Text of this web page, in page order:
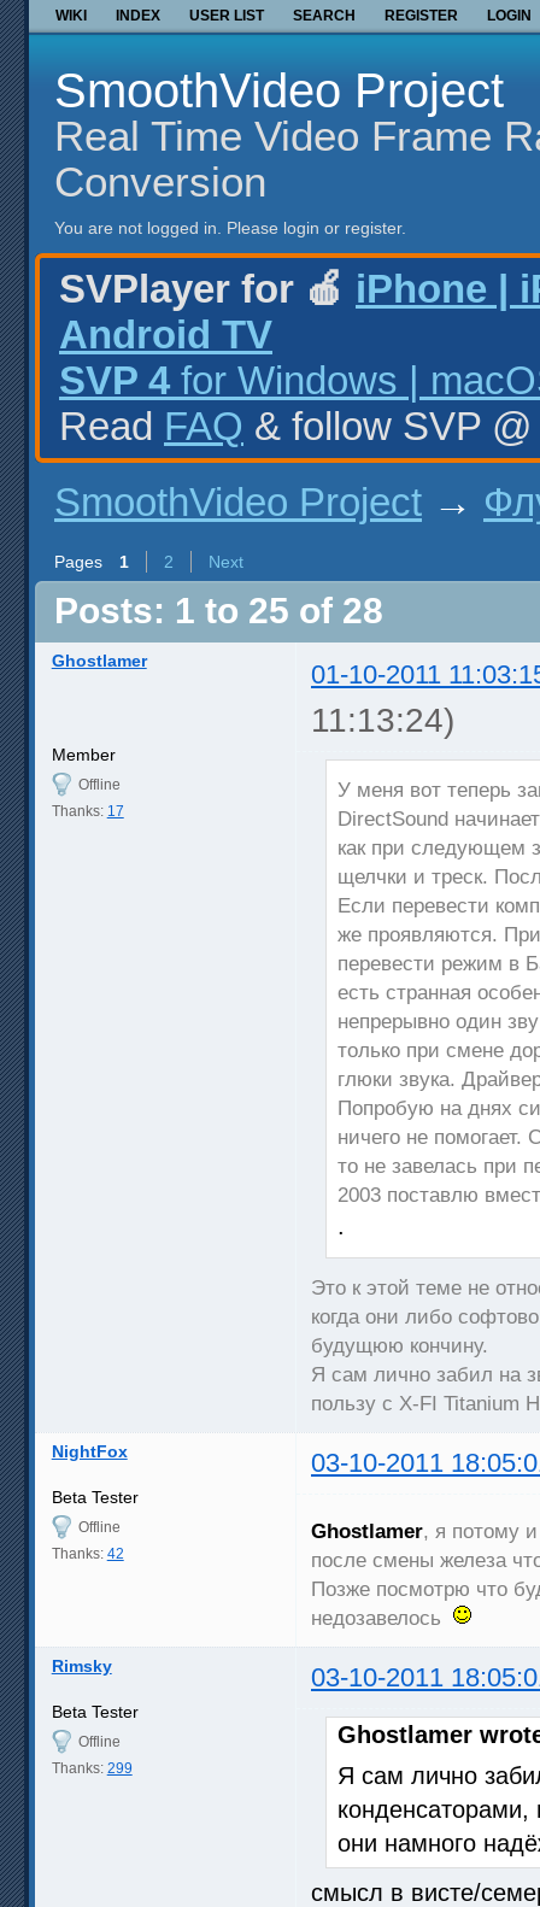
WIKI INDEX USER LIST SEARCH REGISTER LOGIN
SmoothVideo Project
Real Time Video Frame
Conversion
You are not logged in. Please login or register.
SVPlayer for 🍎 iPhone |
Android TV
SVP 4 for Windows |
Read FAQ & follow SVP
SmoothVideo Project →
Pages 1 2 Next
Posts: 1 to 25 of 28
Ghostlamer 01-10-2011
11:13:24)
Member
Offline
Thanks: 17
У меня вот теперь
DirectSound
как при следующем
щелчки и треск.
Если перевести
же проявляются.
перевести режим в
есть странная
непрерывно один
только при смене
глюки звука.
Попробую на днях
ничего не
то не завелась при
2003 поставлю
.
Это к этой теме не
когда они либо
будущюю кончину.
Я сам лично забил на
пользу с X-FI Titanium
NightFox 03-10-2011
Beta Tester
Offline
Thanks: 42
Ghostlamer, я потому
после смены железа
Позже посмотрю что
недозавелось
Rimsky 03-10-2011
Beta Tester
Offline
Thanks: 299
Ghostlamer
Я сам лично
конденсаторами,
они намного
смысл в висте/